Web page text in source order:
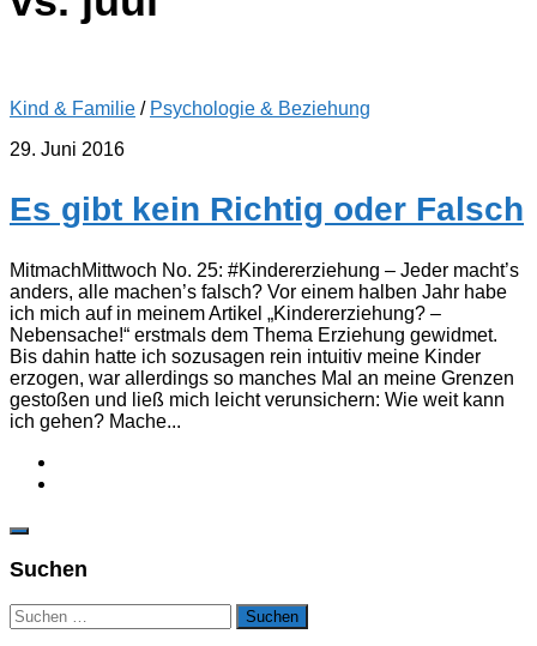
Kind & Familie / Psychologie & Beziehung
29. Juni 2016
Es gibt kein Richtig oder Falsch
MitmachMittwoch No. 25: #Kindererziehung – Jeder macht’s
anders, alle machen’s falsch? Vor einem halben Jahr habe
ich mich auf in meinem Artikel „Kindererziehung? –
Nebensache!“ erstmals dem Thema Erziehung gewidmet.
Bis dahin hatte ich sozusagen rein intuitiv meine Kinder
erzogen, war allerdings so manches Mal an meine Grenzen
gestoßen und ließ mich leicht verunsichern: Wie weit kann
ich gehen? Mache...
Suchen
Suchen
nach: